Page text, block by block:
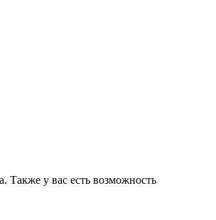
Также у вас есть возможность